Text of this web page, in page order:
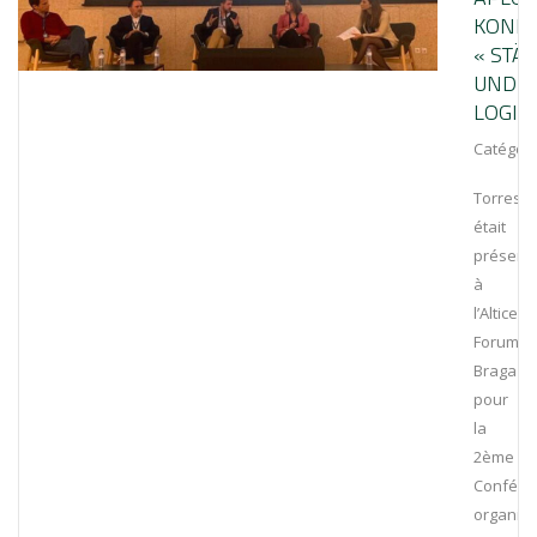
«
UND
Torrestir
était
à
l’Altice
Forum
Braga
pour
la
2ème